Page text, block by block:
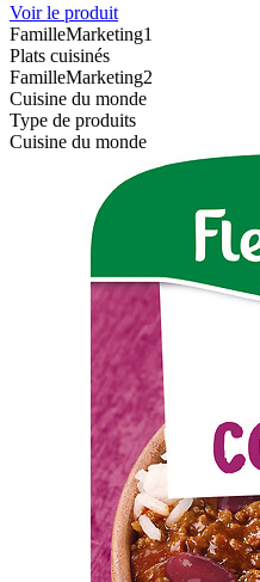
Voir le produit
FamilleMarketing1
Plats cuisinés
FamilleMarketing2
Cuisine du monde
Type de produits
Cuisine du monde